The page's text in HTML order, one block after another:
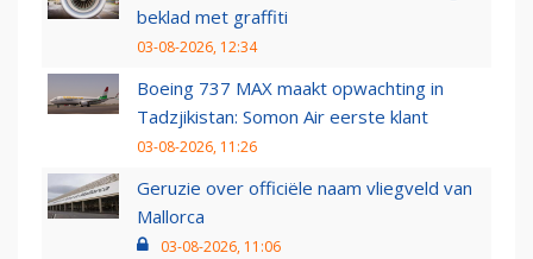
beklad met graffiti
03-08-2026, 12:34
Boeing 737 MAX maakt opwachting in
Tadzjikistan: Somon Air eerste klant
03-08-2026, 11:26
Geruzie over officiële naam vliegveld van
Mallorca
03-08-2026, 11:06